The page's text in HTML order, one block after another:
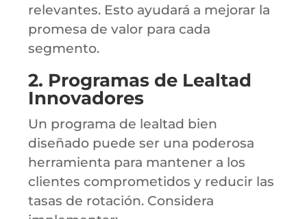
relevantes. Esto ayudará a mejorar la
promesa de valor para cada
segmento.
2. Programas de Lealtad
Innovadores
Un programa de lealtad bien
diseñado puede ser una poderosa
herramienta para mantener a los
clientes comprometidos y reducir las
tasas de rotación. Considera